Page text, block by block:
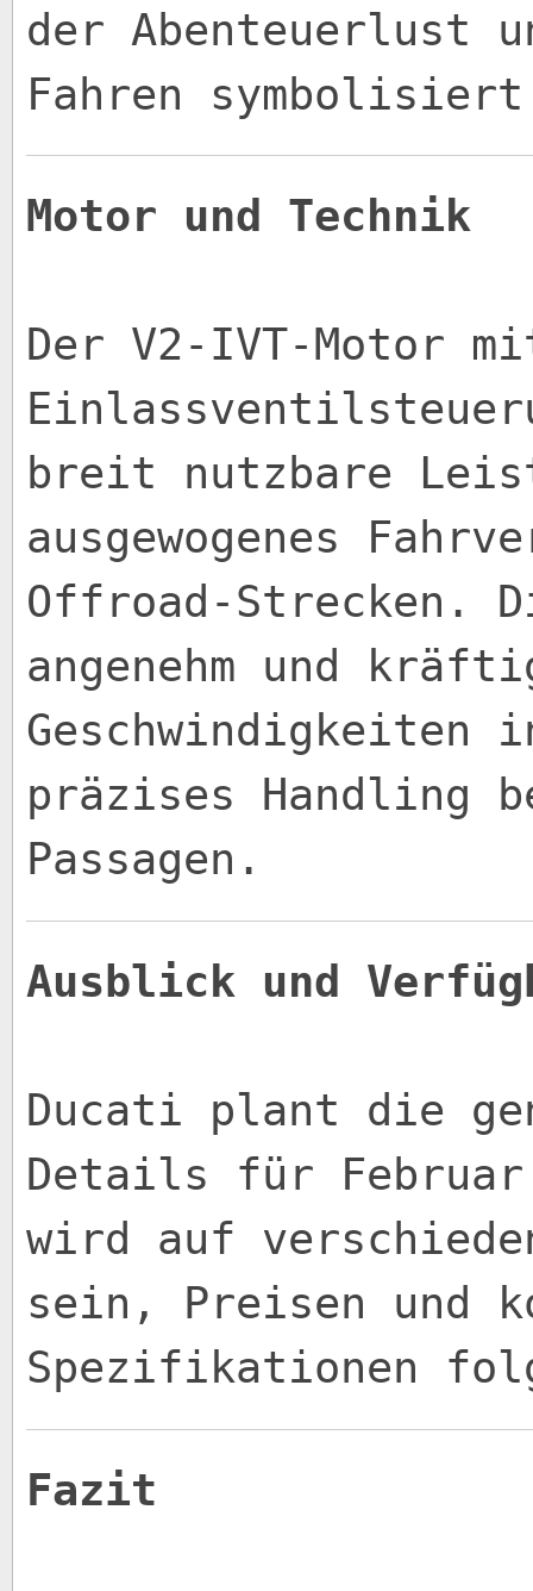
der Abenteuerlust
Fahren
Motor und Technik
Der V2-IVT-Motor
breit nutzbare
ausgewogenes
Offroad-Strecken.
angenehm und
Geschwindigkeiten
präzises Handling
Passagen.
Ausblick und
Ducati plant die
Details für Februar
wird auf
sein, Preisen und
Spezifikationen
Fazit